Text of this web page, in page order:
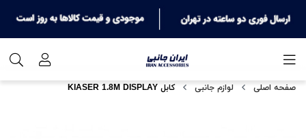
صفحه اصلی لوازم جانبی کابل KIASER 1.8M DISPLAY